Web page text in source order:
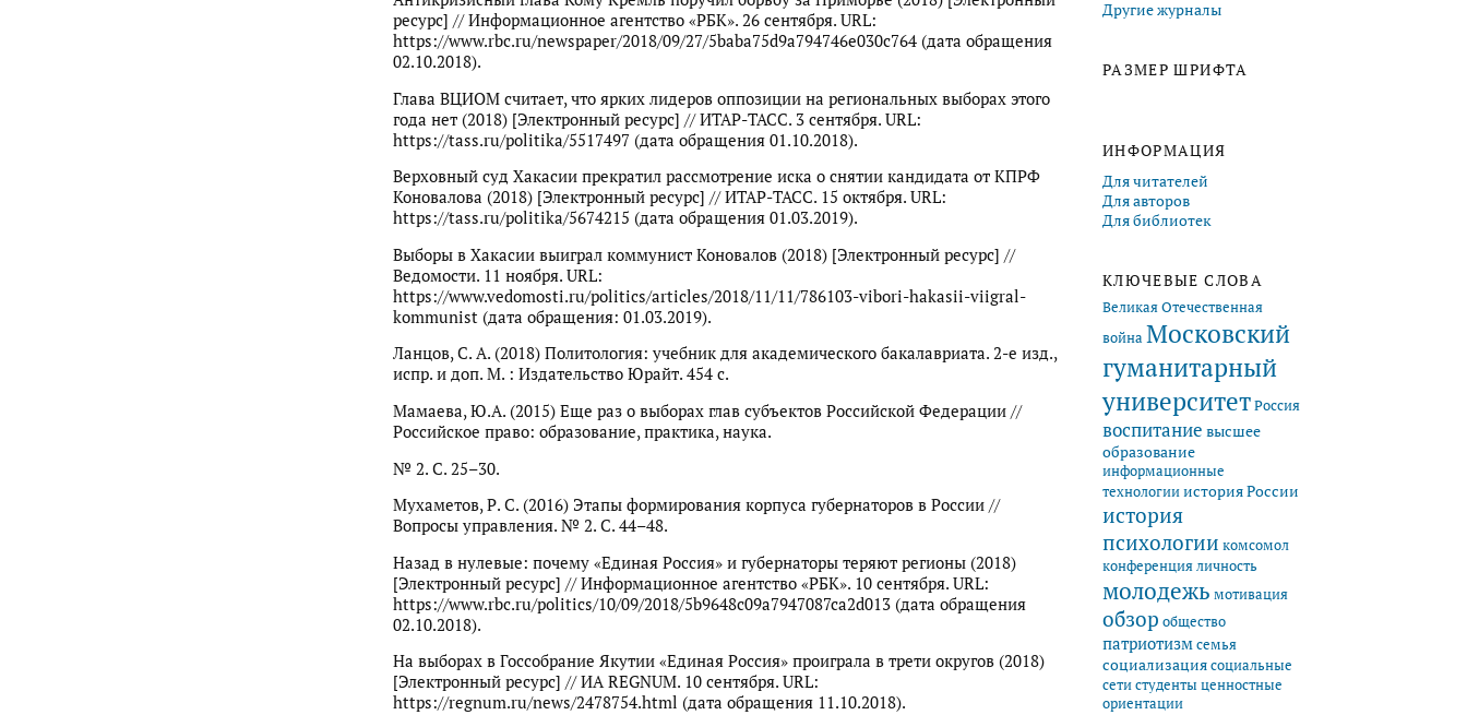
Другие журналы
РАЗМЕР ШРИФТА
ИНФОРМАЦИЯ
Для читателей
Для авторов
Для библиотек
КЛЮЧЕВЫЕ СЛОВА
Великая Отечественная
войнаМосковский
гуманитарный
университетРоссия
воспитание высшее
образование
информационные
технологииистория России
история
психологии комсомол
конференцияличность
молодежь мотивация
обзор общество
патриотизмсемья
социализациясоциальные
сетистуденты ценностные
ориентации
ресурс] // Информационное агентство «РБК». 26 сентября. URL:
https://www.rbc.ru/newspaper/2018/09/27/5baba75d9a794746e030c764 (дата обращения
02.10.2018).
Глава ВЦИОМ считает, что ярких лидеров оппозиции на региональных выборах этого
года нет (2018) [Электронный ресурс] // ИТАР-ТАСС. 3 сентября. URL:
https://tass.ru/politika/5517497 (дата обращения 01.10.2018).
Верховный суд Хакасии прекратил рассмотрение иска о снятии кандидата от КПРФ
Коновалова (2018) [Электронный ресурс] // ИТАР-ТАСС. 15 октября. URL:
https://tass.ru/politika/5674215 (дата обращения 01.03.2019).
Выборы в Хакасии выиграл коммунист Коновалов (2018) [Электронный ресурс] //
Ведомости. 11 ноября. URL:
https://www.vedomosti.ru/politics/articles/2018/11/11/786103-vibori-hakasii-viigral-
kommunist (дата обращения: 01.03.2019).
Ланцов, С. А. (2018) Политология: учебник для академического бакалавриата. 2-е изд.,
испр. и доп. М. : Издательство Юрайт. 454 с.
Мамаева, Ю.А. (2015) Еще раз о выборах глав субъектов Российской Федерации //
Российское право: образование, практика, наука.
№ 2. С. 25–30.
Мухаметов, Р. С. (2016) Этапы формирования корпуса губернаторов в России //
Вопросы управления. № 2. С. 44–48.
Назад в нулевые: почему «Единая Россия» и губернаторы теряют регионы (2018)
[Электронный ресурс] // Информационное агентство «РБК». 10 сентября. URL:
https://www.rbc.ru/politics/10/09/2018/5b9648c09a7947087ca2d013 (дата обращения
02.10.2018).
На выборах в Госсобрание Якутии «Единая Россия» проиграла в трети округов (2018)
[Электронный ресурс] // ИА REGNUM. 10 сентября. URL:
https://regnum.ru/news/2478754.html (дата обращения 11.10.2018).